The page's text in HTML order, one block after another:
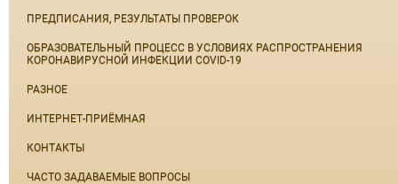
ПРЕДПИСАНИЯ, РЕЗУЛЬТАТЫ ПРОВЕРОК
ОБРАЗОВАТЕЛЬНЫЙ ПРОЦЕСС В УСЛОВИЯХ РАСПРОСТРАНЕНИЯ
КОРОНАВИРУСНОЙ ИНФЕКЦИИ COVID-19
РАЗНОЕ
ИНТЕРНЕТ-ПРИЁМНАЯ
КОНТАКТЫ
ЧАСТО ЗАДАВАЕМЫЕ ВОПРОСЫ